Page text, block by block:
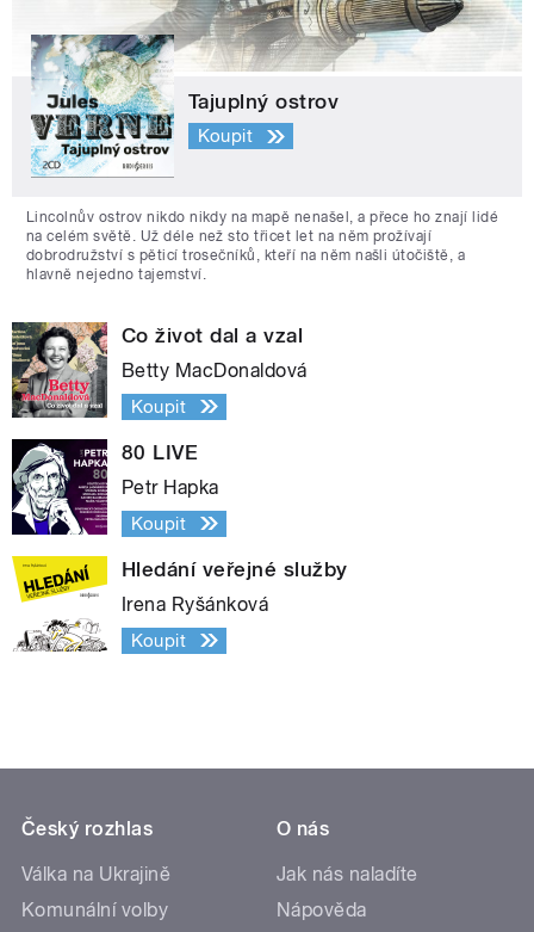
Tajuplný ostrov
Koupit
Lincolnův ostrov nikdo nikdy na mapě nenašel, a přece ho znají lidé
na celém světě. Už déle než sto třicet let na něm prožívají
dobrodružství s pěticí trosečníků, kteří na něm našli útočiště, a
hlavně nejedno tajemství.
Co život dal a vzal
Betty MacDonaldová
Koupit
80 LIVE
Petr Hapka
Koupit
Hledání veřejné služby
Irena Ryšánková
Koupit
Český rozhlas
Válka na Ukrajině
Komunální volby
O nás
Jak nás naladíte
Nápověda